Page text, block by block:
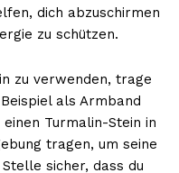
dich abzuschirmen
zu schützen.
zu verwenden, trage
als Armband
Turmalin-Stein in
tragen, um seine
sicher, dass du